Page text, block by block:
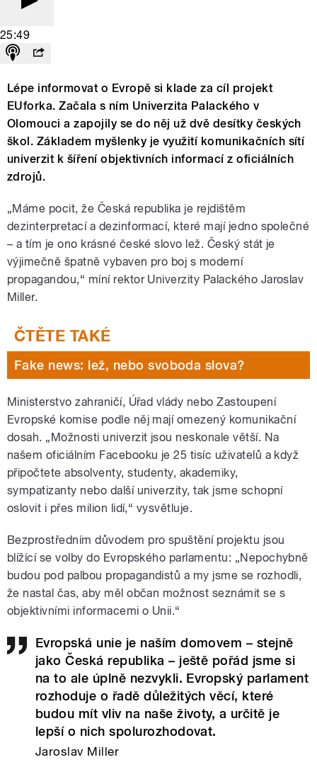
25:49
Lépe informovat o Evropě si klade za cíl projekt
EUforka. Začala s ním Univerzita Palackého v
Olomouci a zapojily se do něj už dvě desítky českých
škol. Základem myšlenky je využití komunikačních sítí
univerzit k šíření objektivních informací z oficiálních
zdrojů.
„Máme pocit, že Česká republika je rejdištěm
dezinterpretací a dezinformací, které mají jedno společné
– a tím je ono krásné české slovo lež. Český stát je
výjimečně špatně vybaven pro boj s moderní
propagandou,“ míní rektor Univerzity Palackého Jaroslav
Miller.
Fake news: lež, nebo svoboda slova?
Ministerstvo zahraničí, Úřad vlády nebo Zastoupení
Evropské komise podle něj mají omezený komunikační
dosah. „Možnosti univerzit jsou neskonale větší. Na
našem oficiálním Facebooku je 25 tisíc uživatelů a když
připočtete absolventy, studenty, akademiky,
sympatizanty nebo další univerzity, tak jsme schopní
oslovit i přes milion lidí,“ vysvětluje.
Bezprostředním důvodem pro spuštění projektu jsou
blížící se volby do Evropského parlamentu: „Nepochybně
budou pod palbou propagandistů a my jsme se rozhodli,
že nastal čas, aby měl občan možnost seznámit se s
objektivními informacemi o Unii.“
Evropská unie je naším domovem – stejně
jako Česká republika – ještě pořád jsme si
na to ale úplně nezvykli. Evropský parlament
rozhoduje o řadě důležitých věcí, které
budou mít vliv na naše životy, a určitě je
lepší o nich spolurozhodovat.
Jaroslav Miller